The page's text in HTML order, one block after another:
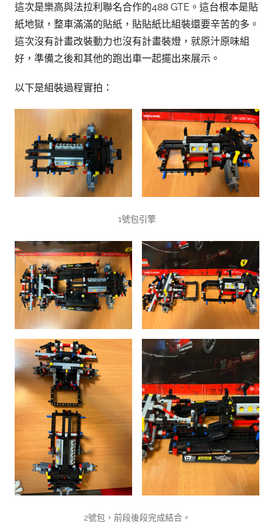
這次是樂高與法拉利聯名合作的488 GTE。這台根本是貼
紙地獄，整車滿滿的貼紙，貼貼紙比組裝還要辛苦的多。
這次沒有計畫改裝動力也沒有計畫裝燈，就原汁原味組
好，準備之後和其他的跑出車一起擺出來展示。
以下是組裝過程實拍：
1號包引擎
2號包，前段後段完成結合。